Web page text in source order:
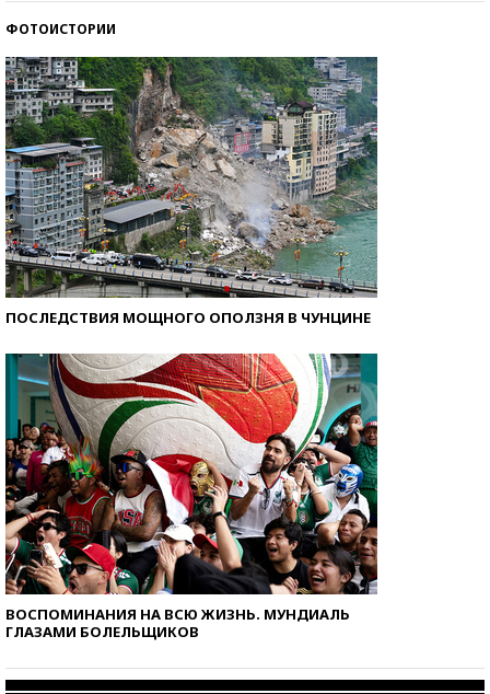
ФОТОИСТОРИИ
ПОСЛЕДСТВИЯ МОЩНОГО ОПОЛЗНЯ В ЧУНЦИНЕ
ВОСПОМИНАНИЯ НА ВСЮ ЖИЗНЬ. МУНДИАЛЬ
ГЛАЗАМИ БОЛЕЛЬЩИКОВ